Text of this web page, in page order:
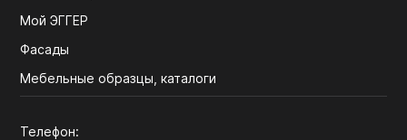
Мой ЭГГЕР
Фасады
Мебельные образцы, каталоги
Телефон: